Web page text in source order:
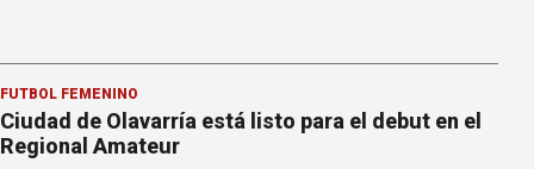
FÚTBOL FEMENINO
Ciudad de Olavarría está listo para el debut en el
Regional Amateur